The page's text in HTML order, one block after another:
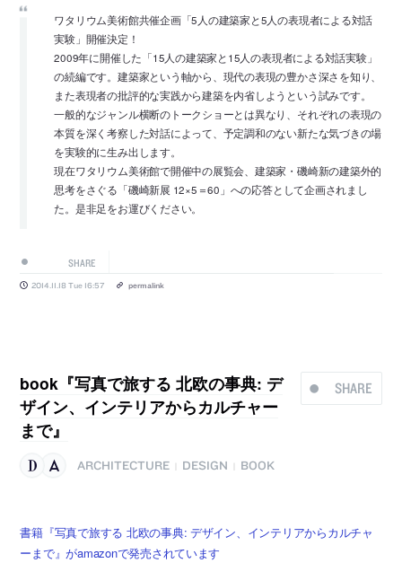
ワタリウム美術館共催企画「5人の建築家と5人の表現者による対話
実験」開催決定！
2009年に開催した「15人の建築家と15人の表現者による対話実験」
の続編です。建築家という軸から、現代の表現の豊かさ深さを知り、
また表現者の批評的な実践から建築を内省しようという試みです。
一般的なジャンル横断のトークショーとは異なり、それぞれの表現の
本質を深く考察した対話によって、予定調和のない新たな気づきの場
を実験的に生み出します。
現在ワタリウム美術館で開催中の展覧会、建築家・磯崎新の建築外的
思考をさぐる「磯崎新展 12×5＝60」への応答として企画されまし
た。是非足をお運びください。
SHARE
2014.11.18 Tue 16:57 permalink
SHARE
book『写真で旅する 北欧の事典: デ
ザイン、インテリアからカルチャー
まで』
ARCHITECTURE DESIGN BOOK
書籍『写真で旅する 北欧の事典: デザイン、インテリアからカルチャ
ーまで』がamazonで発売されています